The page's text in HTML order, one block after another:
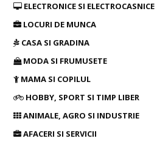
ELECTRONICE SI ELECTROCASNICE
LOCURI DE MUNCA
CASA SI GRADINA
MODA SI FRUMUSETE
MAMA SI COPILUL
HOBBY, SPORT SI TIMP LIBER
ANIMALE, AGRO SI INDUSTRIE
AFACERI SI SERVICII